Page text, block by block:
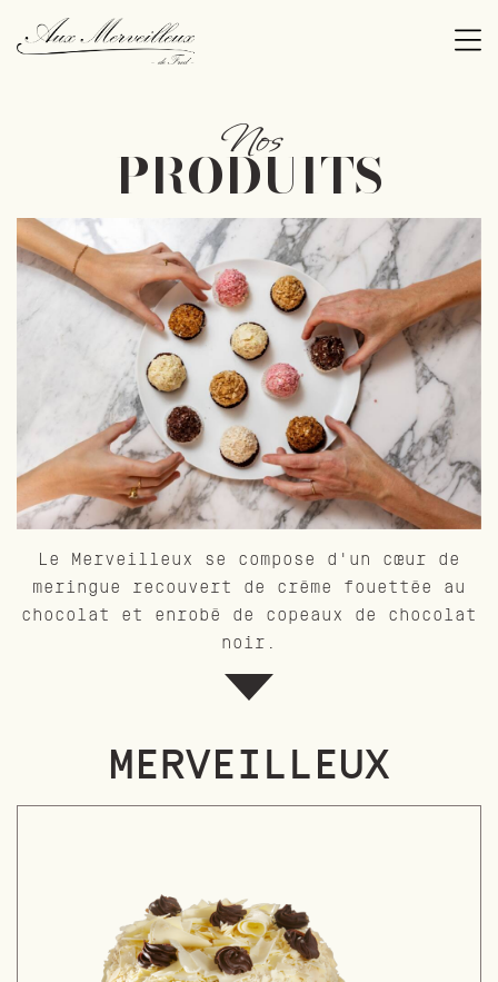
Nos
PRODUITS
Le Merveilleux se compose d'un cœur de
meringue recouvert de crème fouettée au
chocolat et enrobé de copeaux de chocolat
noir.
MERVEILLEUX